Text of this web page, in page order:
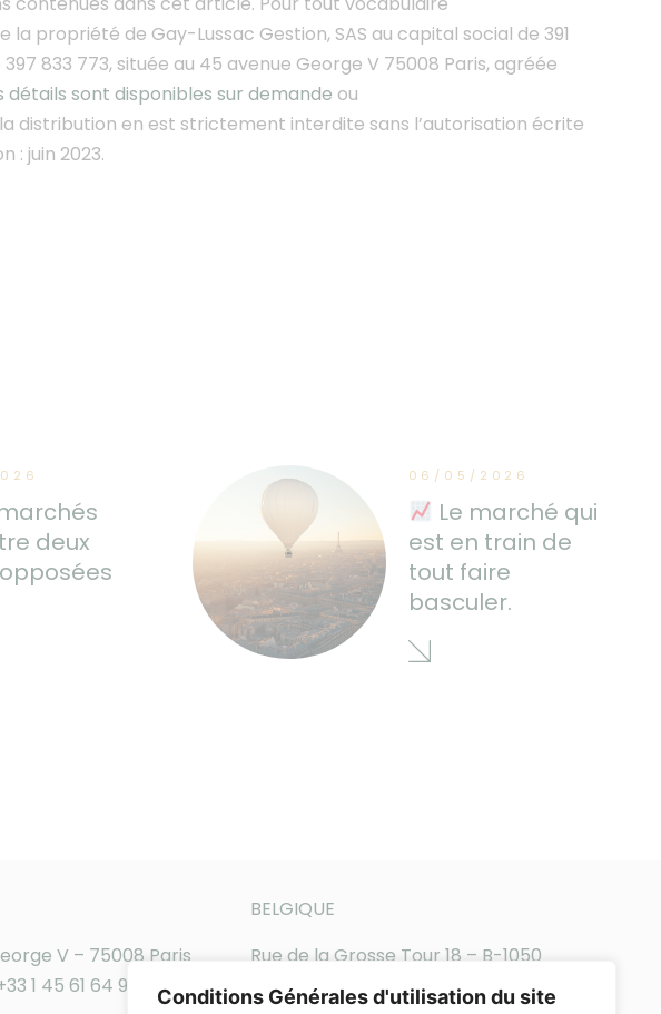
Conditions Générales d'utilisation du site
la propriété de Gay-Lussac Gestion, SAS au capital social de 391
833 773, située au 45 avenue George V 75008 Paris, agréée
détails sont disponibles sur demande ou
distribution en est strictement interdite sans l’autorisation écrite
: juin 2023.
deux
06/05/2026
Le marché qui
est en train de
tout faire
basculer.
V – 75008 Paris
1 45 61 64 90
BELGIQUE
Rue de la Grosse Tour 18 – B-1050
Bruxelles